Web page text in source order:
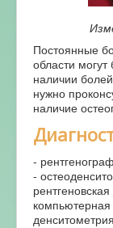
Постоянные
области
наличии
нужно
наличие
-
-
компьютерная